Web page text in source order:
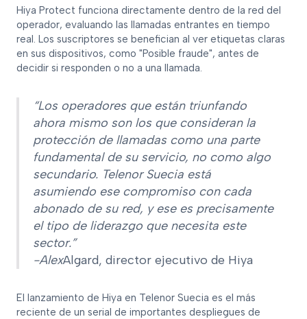
Hiya Protect funciona directamente dentro de la red del
operador, evaluando las llamadas entrantes en tiempo
real. Los suscriptores se benefician al ver etiquetas claras
en sus dispositivos, como "Posible fraude", antes de
decidir si responden o no a una llamada.
“Los operadores que están triunfando
ahora mismo son los que consideran la
protección de llamadas como una parte
fundamental de su servicio, no como algo
secundario. Telenor Suecia está
asumiendo ese compromiso con cada
abonado de su red, y ese es precisamente
el tipo de liderazgo que necesita este
sector.”
-AlexAlgard, director ejecutivo de Hiya
El lanzamiento de Hiya en Telenor Suecia es el más
reciente de un serial de importantes despliegues de